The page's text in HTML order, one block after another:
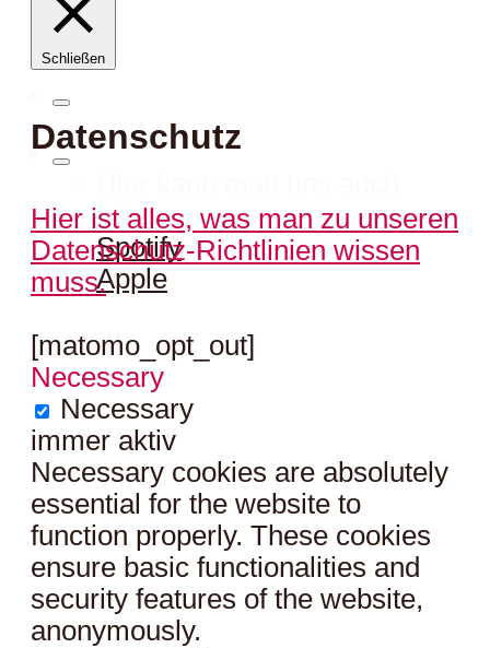
hören:
Spotify
Apple
Schließen
Datenschutz
Hier ist alles, was man zu unseren
Datenschutz-Richtlinien wissen
muss.
[matomo_opt_out]
Necessary
Necessary
immer aktiv
Necessary cookies are absolutely
essential for the website to
function properly. These cookies
ensure basic functionalities and
security features of the website,
anonymously.